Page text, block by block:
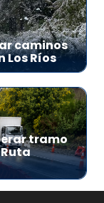
caminos
Ríos
tramo